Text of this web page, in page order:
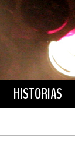
HISTORIAS